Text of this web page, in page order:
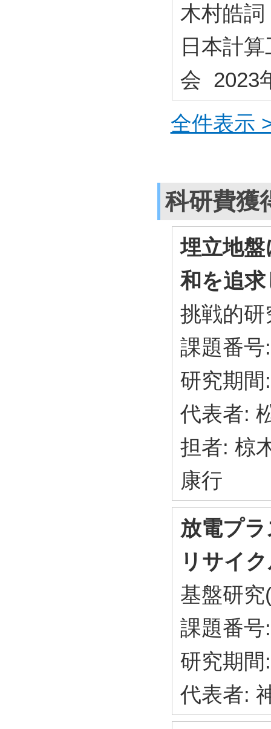
木村皓
日本計
会 2023
全件表示
科研費獲
埋立地
和を追
挑戦的
課題番号
研究期
代表者:
担者: 椋
康行
放電プ
リサイ
基盤研究
課題番号
研究期
代表者: